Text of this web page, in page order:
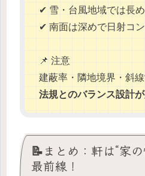
✔ 雪・台風地域では長
✔ 南面は深めで日射コ
📌 注意
建蔽率・隣地境界・斜
法規とのバランス設計
📝まとめ：軒は“家
最前線！